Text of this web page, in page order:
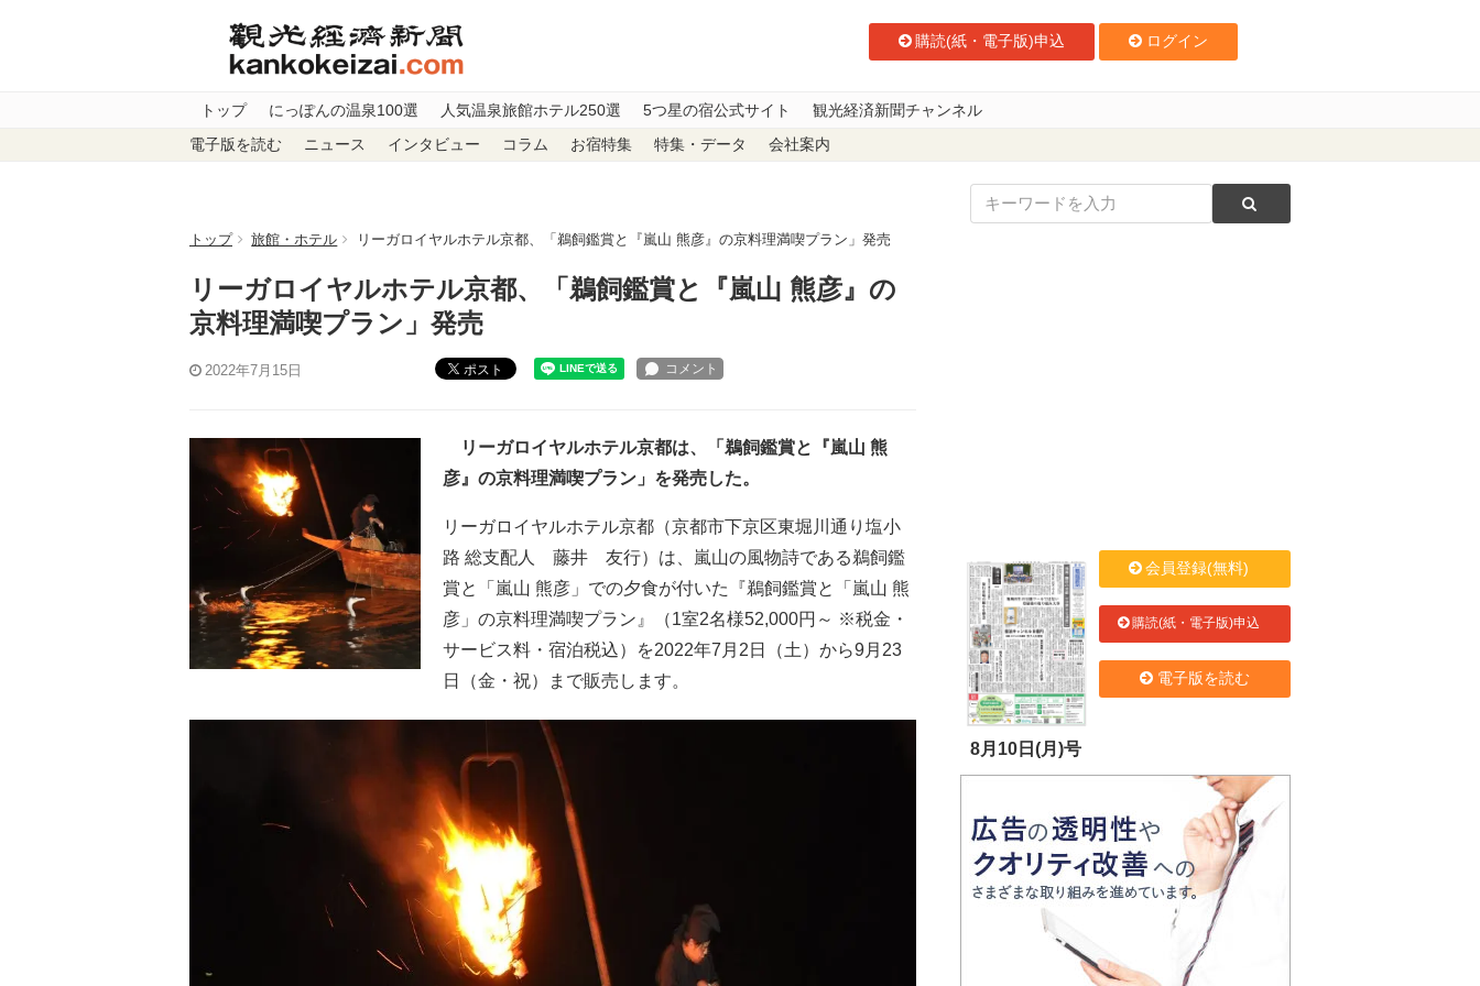
購読(紙・電子版)申込 ログイン
トップ にっぽんの温泉100選 人気温泉旅館ホテル250選 5つ星の宿公式サイト 観光経済新聞チャンネル
電子版を読む ニュース インタビュー コラム お宿特集 特集・データ 会社案内
トップ 旅館・ホテル リーガロイヤルホテル京都、「鵜飼鑑賞と『嵐山 熊彦』の京料理満喫プラン」発売
リーガロイヤルホテル京都、「鵜飼鑑賞と『嵐山 熊彦』の
京料理満喫プラン」発売
2022年7月15日 ポスト
リーガロイヤルホテル京都は、「鵜飼鑑賞と『嵐山 熊
彦』の京料理満喫プラン」を発売した。
リーガロイヤルホテル京都（京都市下京区東堀川通り塩小
路 総支配人 藤井 友行）は、嵐山の風物詩である鵜飼鑑
賞と「嵐山 熊彦」での夕食が付いた『鵜飼鑑賞と「嵐山 熊
彦」の京料理満喫プラン』（1室2名様52,000円～ ※税金・
サービス料・宿泊税込）を2022年7月2日（土）から9月23
日（金・祝）まで販売します。
8月10日(月)号
会員登録(無料)
購読(紙・電子版)申込
電子版を読む